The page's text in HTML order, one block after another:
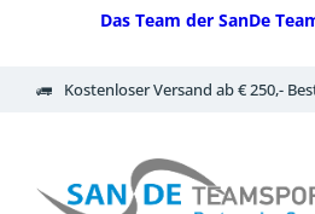
Das Team der SanDe
Kostenloser Versand ab € 250,-